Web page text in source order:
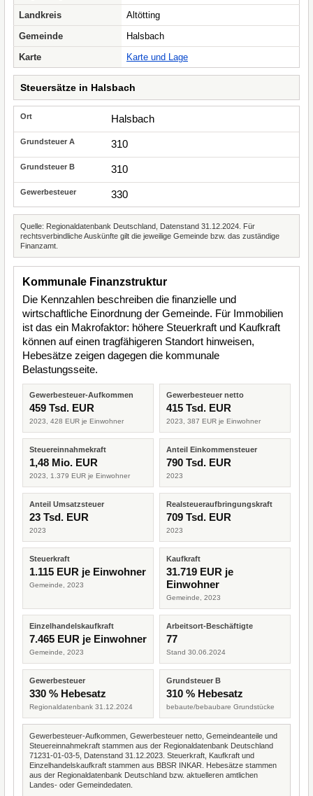
Landkreis
Altötting
Gemeinde
Halsbach
Karte
Karte und Lage
Steuersätze in Halsbach
Halsbach
310
310
330
Quelle: Regionaldatenbank Deutschland, Datenstand 31.12.2024. Für
rechtsverbindliche Auskünfte gilt die jeweilige Gemeinde bzw. das zuständige
Finanzamt.
Kommunale Finanzstruktur
Die Kennzahlen beschreiben die finanzielle und
wirtschaftliche Einordnung der Gemeinde. Für Immobilien
ist das ein Makrofaktor: höhere Steuerkraft und Kaufkraft
können auf einen tragfähigeren Standort hinweisen,
Hebesätze zeigen dagegen die kommunale
Belastungsseite.
Gewerbesteuer-Aufkommen
459 Tsd. EUR
2023, 428 EUR je Einwohner
Gewerbesteuer netto
415 Tsd. EUR
2023, 387 EUR je Einwohner
Steuereinnahmekraft
1,48 Mio. EUR
2023, 1.379 EUR je Einwohner
Anteil Einkommensteuer
790 Tsd. EUR
2023
Anteil Umsatzsteuer
23 Tsd. EUR
2023
Realsteueraufbringungskraft
709 Tsd. EUR
2023
Steuerkraft
1.115 EUR je Einwohner
Gemeinde, 2023
Kaufkraft
31.719 EUR je
Einwohner
Gemeinde, 2023
Einzelhandelskaufkraft
7.465 EUR je Einwohner
Gemeinde, 2023
Arbeitsort-Beschäftigte
77
Stand 30.06.2024
Gewerbesteuer
330 % Hebesatz
Regionaldatenbank 31.12.2024
Grundsteuer B
310 % Hebesatz
bebaute/bebaubare Grundstücke
Gewerbesteuer-Aufkommen, Gewerbesteuer netto, Gemeindeanteile und
Steuereinnahmekraft stammen aus der Regionaldatenbank Deutschland
71231-01-03-5, Datenstand 31.12.2023. Steuerkraft, Kaufkraft und
Einzelhandelskaufkraft stammen aus BBSR INKAR. Hebesätze stammen
aus der Regionaldatenbank Deutschland bzw. aktuelleren amtlichen
Landes- oder Gemeindedaten.